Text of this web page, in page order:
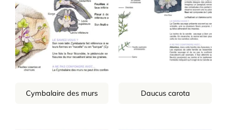
Cymbalaire des murs Daucus carota